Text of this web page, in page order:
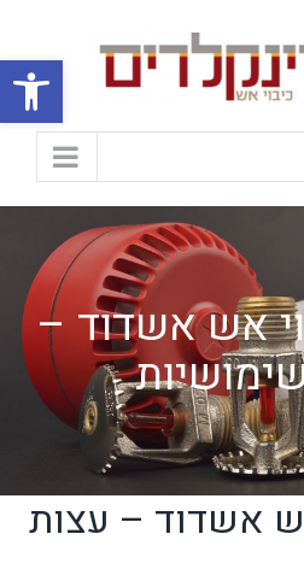
אש אשדוד –
אשדוד – עצות